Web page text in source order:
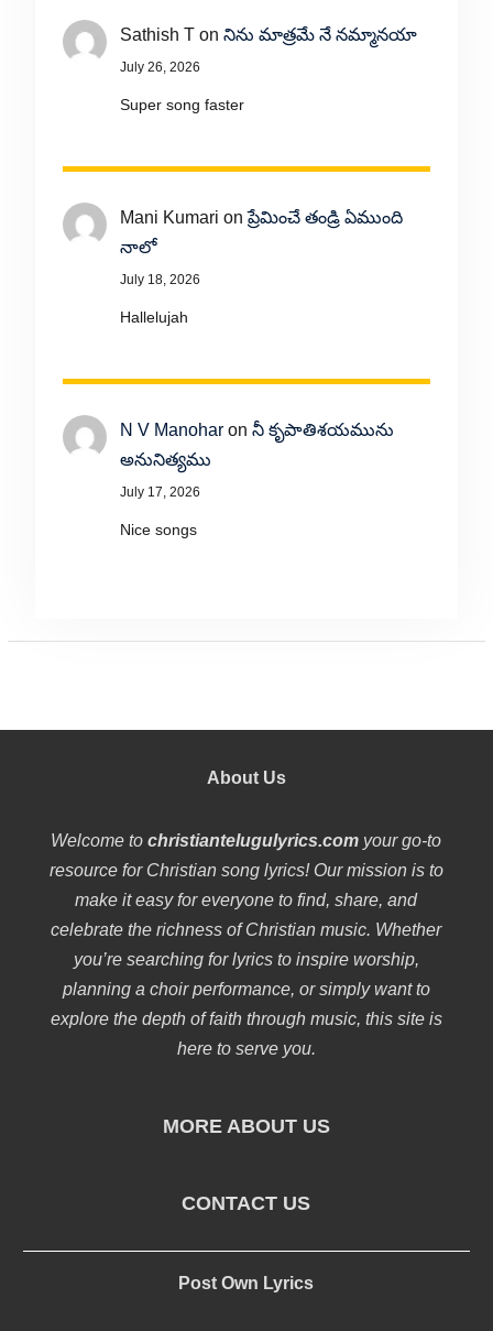
Sathish Ton నిను మాత్రమే నే నమ్మానయా
July 26, 2026
Super song faster
Mani Kumari onప్రేమించే తండ్రి ఏముంది
నాలో
July 18, 2026
Hallelujah
N V Manoharon నీ కృపాతిశయమును
అనునిత్యము
July 17, 2026
Nice songs
About Us
Welcome tochristiantelugulyrics.com your go-to
resource for Christian song lyrics! Our mission is to
make it easy for everyone to find, share, and
celebrate the richness of Christian music. Whether
you’re searching for lyrics to inspire worship,
planning a choir performance, or simply want to
explore the depth of faith through music, this site is
here to serve you.
MORE ABOUT US
CONTACT US
Post Own Lyrics